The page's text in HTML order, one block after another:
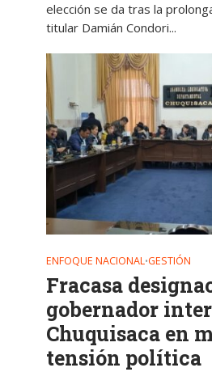
elección se da tras la
titular Damián Condori...
ENFOQUE NACIONAL•GESTIÓN
Fracasa
gobernador
Chuquisaca en
tensión política